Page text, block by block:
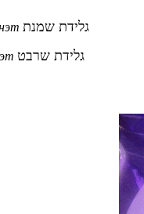
גלידת שמנת
גלידת שרבט